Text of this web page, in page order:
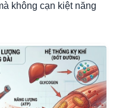
không cạn kiệt năng